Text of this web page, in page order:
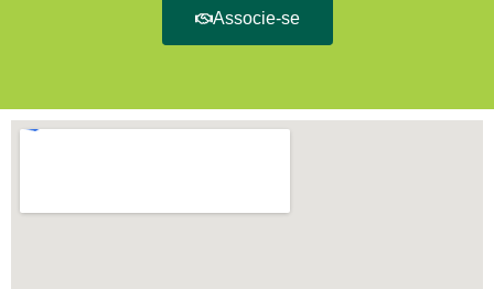
Associe-se